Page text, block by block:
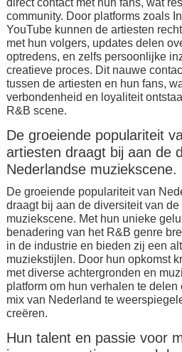
direct contact met hun fans, wat
community. Door platforms zoals
YouTube kunnen de artiesten
met hun volgers, updates delen
optredens, en zelfs persoonlijke
creatieve proces. Dit nauwe
tussen de artiesten en hun fans,
verbondenheid en loyaliteit
R&B scene.
De groeiende populariteit
artiesten draagt bij aan de
Nederlandse muziekscene.
De groeiende populariteit van
draagt bij aan de diversiteit van
muziekscene. Met hun unieke
benadering van het R&B genre
in de industrie en bieden zij een
muziekstijlen. Door hun opkomst
met diverse achtergronden en
platform om hun verhalen te
mix van Nederland te
creëren.
Hun talent en passie voor